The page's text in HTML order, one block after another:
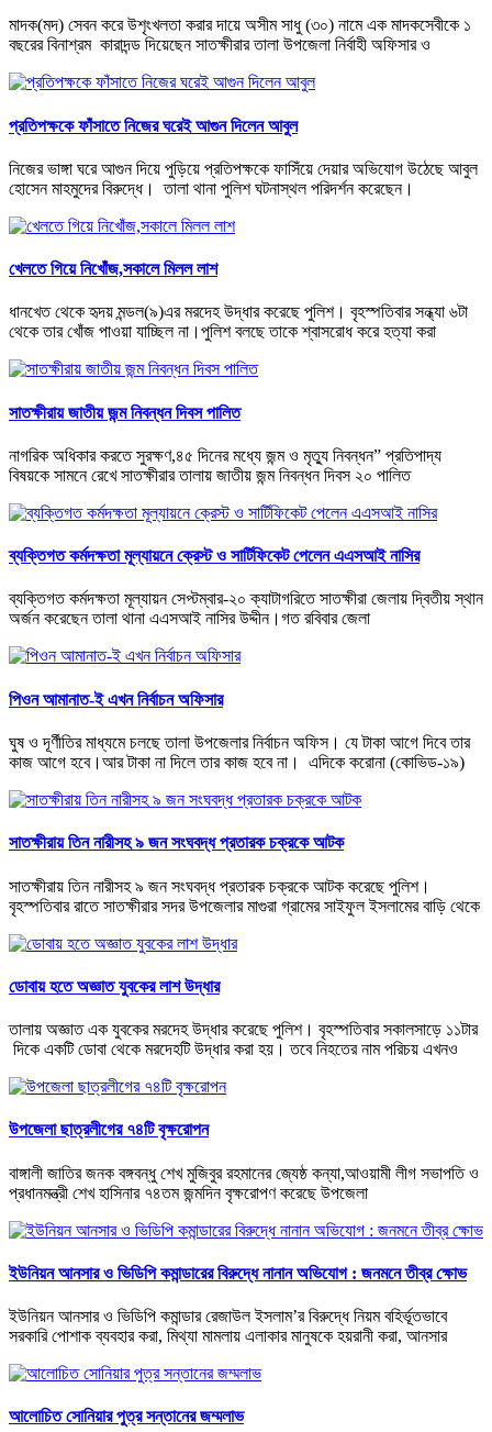
মাদক(মদ) সেবন করে উশৃংখলতা করার দায়ে অসীম সাধু (৩০) নামে এক মাদকসেবীকে ১
বছরের বিনাশ্রম কারাদন্ড দিয়েছেন সাতক্ষীরার তালা উপজেলা নির্বাহী অফিসার ও
প্রতিপক্ষকে ফাঁসাতে নিজের ঘরেই আগুন দিলেন আবুল
নিজের ভাঙ্গা ঘরে আগুন দিয়ে পুড়িয়ে প্রতিপক্ষকে ফাসিঁয়ে দেয়ার অভিযোগ উঠেছে আবুল
হোসেন মাহমুদের বিরুদ্ধে। তালা থানা পুলিশ ঘটনাস্থল পরিদর্শন করেছেন।
খেলতে গিয়ে নিখোঁজ,সকালে মিলল লাশ
ধানখেত থেকে হৃদয় মন্ডল(৯)এর মরদেহ উদ্ধার করেছে পুলিশ। বৃহস্পতিবার সন্ধ্যা ৬টা
থেকে তার খোঁজ পাওয়া যাচ্ছিল না।পুলিশ বলছে তাকে শ্বাসরোধ করে হত্যা করা
সাতক্ষীরায় জাতীয় জন্ম নিবন্ধন দিবস পালিত
নাগরিক অধিকার করতে সুরক্ষণ,৪৫ দিনের মধ্যে জন্ম ও মৃত্যু নিবন্ধন” প্রতিপাদ্য
বিষয়কে সামনে রেখে সাতক্ষীরার তালায় জাতীয় জন্ম নিবন্ধন দিবস ২০ পালিত
ব্যক্তিগত কর্মদক্ষতা মূল্যায়নে ক্রেস্ট ও সার্টিফিকেট পেলেন এএসআই নাসির
ব্যক্তিগত কর্মদক্ষতা মূল্যায়ন সেপ্টম্বার-২০ ক্যাটাগরিতে সাতক্ষীরা জেলায় দ্বিতীয় স্থান
অর্জন করেছেন তালা থানা এএসআই নাসির উদ্দীন।গত রবিবার জেলা
পিওন আমানাত-ই এখন নির্বাচন অফিসার
ঘুষ ও দূর্ণীতির মাধ্যমে চলছে তালা উপজেলার নির্বাচন অফিস। যে টাকা আগে দিবে তার
কাজ আগে হবে।আর টাকা না দিলে তার কাজ হবে না। এদিকে করোনা (কোভিড-১৯)
সাতক্ষীরায় তিন নারীসহ ৯ জন সংঘবদ্ধ প্রতারক চক্রকে আটক
সাতক্ষীরায় তিন নারীসহ ৯ জন সংঘবদ্ধ প্রতারক চক্রকে আটক করেছে পুলিশ।
বৃহস্পতিবার রাতে সাতক্ষীরার সদর উপজেলার মাগুরা গ্রামের সাইফুল ইসলামের বাড়ি থেকে
ডোবায় হতে অজ্ঞাত যুবকের লাশ উদ্ধার
তালায় অজ্ঞাত এক যুবকের মরদেহ উদ্ধার করেছে পুলিশ। বৃহস্পতিবার সকালসাড়ে ১১টার
দিকে একটি ডোবা থেকে মরদেহটি উদ্ধার করা হয়। তবে নিহতের নাম পরিচয় এখনও
উপজেলা ছাত্রলীগের ৭৪টি বৃক্ষরোপন
বাঙ্গালী জাতির জনক বঙ্গবন্ধু শেখ মুজিবুর রহমানের জ্যেষ্ঠ কন্যা,আওয়ামী লীগ সভাপতি ও
প্রধানমন্ত্রী শেখ হাসিনার ৭৪তম জন্মদিন বৃক্ষরোপণ করেছে উপজেলা
ইউনিয়ন আনসার ও ভিডিপি কমান্ডারের বিরুদ্ধে নানান অভিযোগ : জনমনে তীব্র ক্ষোভ
ইউনিয়ন আনসার ও ভিডিপি কমান্ডার রেজাউল ইসলাম’র বিরুদ্ধে নিয়ম বহির্ভূতভাবে
সরকারি পোশাক ব্যবহার করা, মিথ্যা মামলায় এলাকার মানুষকে হয়রানী করা, আনসার
আলোচিত সোনিয়ার পুত্র সন্তানের জম্মলাভ